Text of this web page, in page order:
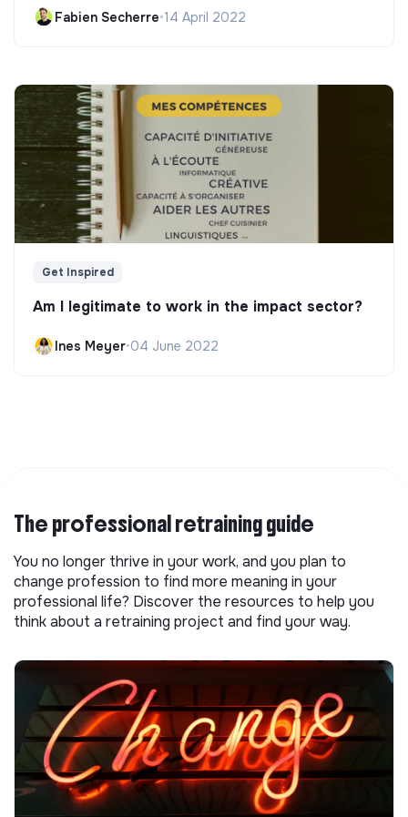
Fabien Secherre•14 April 2022
Get Inspired
Am I legitimate to work in the impact sector?
Ines Meyer•04 June 2022
The professional retraining guide
You no longer thrive in your work, and you plan to
change profession to find more meaning in your
professional life? Discover the resources to help you
think about a retraining project and find your way.